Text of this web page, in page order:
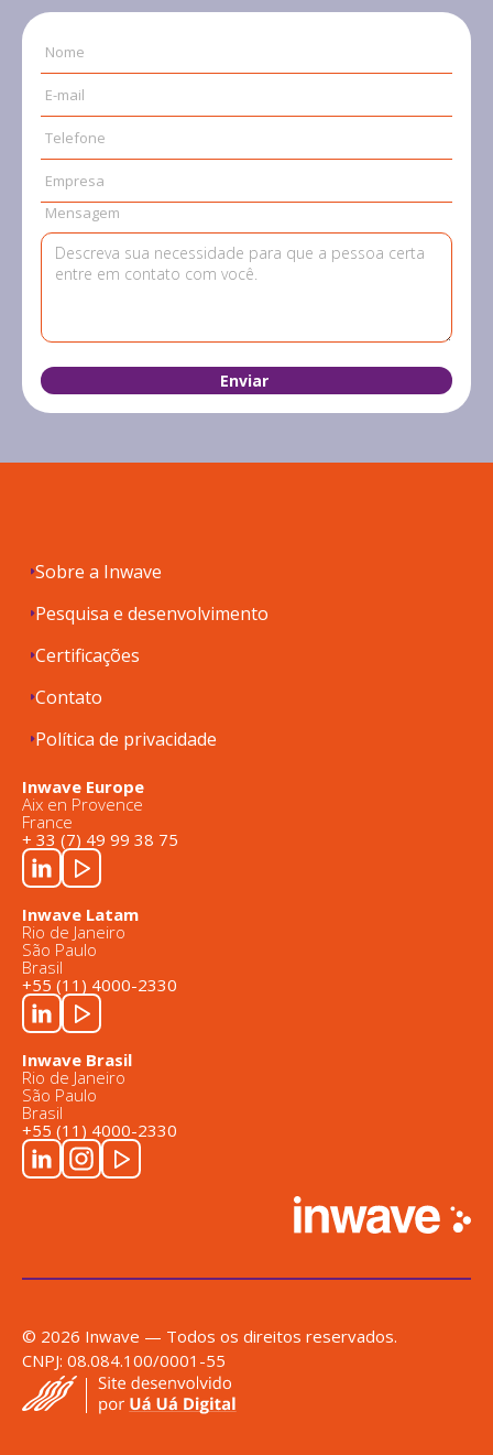
Nome
E-mail
Telefone
Empresa
Mensagem
Sobre a Inwave
Pesquisa e desenvolvimento
Certificações
Contato
Política de privacidade
Inwave Europe
Aix en Provence
France
+ 33 (7) 49 99 38 75
Inwave Latam
Rio de Janeiro
São Paulo
Brasil
+55 (11) 4000-2330
Inwave Brasil
Rio de Janeiro
São Paulo
Brasil
+55 (11) 4000-2330
© 2026 Inwave — Todos os direitos reservados.
CNPJ: 08.084.100/0001-55